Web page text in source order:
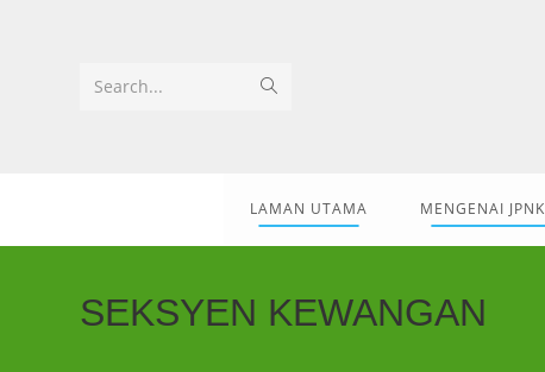
Search...
LAMAN UTAMA MENGENAI JPNK
SEKSYEN KEWANGAN